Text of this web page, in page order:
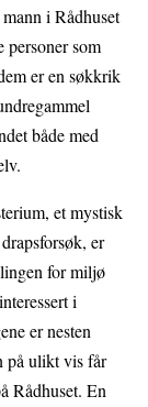
i Rådhuset
personer som
er en søkkrik
både med
et mystisk
er
for miljø
i
er nesten
på ulikt vis får
Rådhuset. En